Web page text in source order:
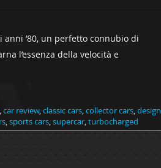
’80, un perfetto connubio di
l’essenza della velocità e
,car review,classic cars,collector cars,design
,sports cars,supercar,turbocharged